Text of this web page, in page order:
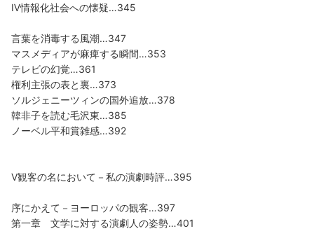
Ⅳ情報化社会への懐疑…345
言葉を消毒する風潮…347
マスメディアが麻痺する瞬間…353
テレビの幻覚…361
権利主張の表と裏…373
ソルジェニーツィンの国外追放…378
韓非子を読む毛沢東…385
ノーベル平和賞雑感…392
Ⅴ観客の名において－私の演劇時評…395
序にかえて－ヨーロッパの観客…397
第一章 文学に対する演劇人の姿勢…401